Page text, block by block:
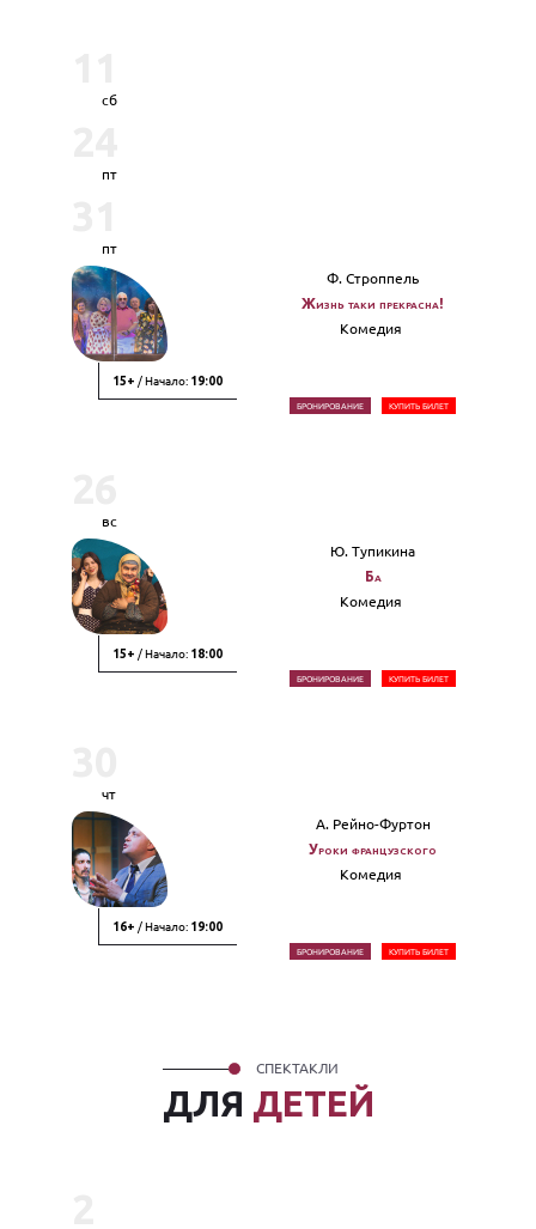
сб
пт
пт
15+ / Начало: 19:00
Ф. Строппель
Жизнь таки прекрасна!
Комедия
БРОНИРОВАНИЕ КУПИТЬ БИЛЕТ
вс
15+ / Начало: 18:00
Ю. Тупикина
Ба
Комедия
БРОНИРОВАНИЕ КУПИТЬ БИЛЕТ
чт
16+ / Начало: 19:00
А. Рейно-Фуртон
Уроки французского
Комедия
БРОНИРОВАНИЕ КУПИТЬ БИЛЕТ
ДЛЯ ДЕТЕЙ
СПЕКТАКЛИ